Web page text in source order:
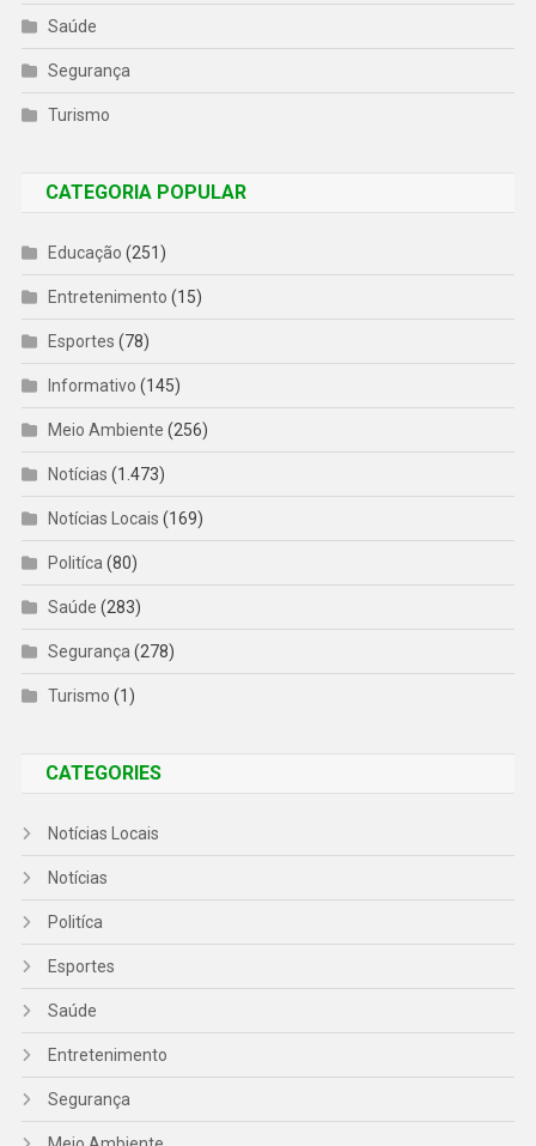
Saúde
Segurança
Turismo
CATEGORIA POPULAR
Educação (251)
Entretenimento (15)
Esportes (78)
Informativo (145)
Meio Ambiente (256)
Notícias (1.473)
Notícias Locais (169)
Politíca(80)
Saúde (283)
Segurança(278)
Turismo (1)
CATEGORIES
Notícias Locais
Notícias
Politíca
Esportes
Saúde
Entretenimento
Segurança